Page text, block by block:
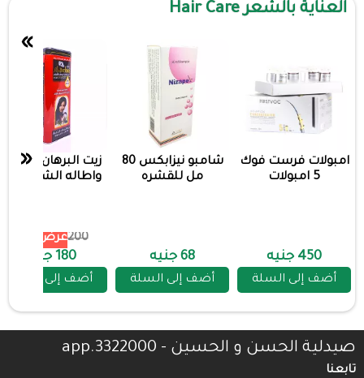
العناية بالشعر Hair Care
امبولات فرست فوك
5 امبولات
450 جنيه
أضف إلى السلة
شامبو نيزابكس 80
مل للقشره
68 جنيه
أضف إلى السلة
زيت البرهان لتكثيف
واطاله الشعر احمر
200عرض 10%
180 جنيه
أضف إلى السلة
»
«
صيدلية الحسن و الحسين - 3322000.app
تابعنا